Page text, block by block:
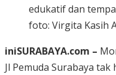
edukatif dan
foto: Virgita Kasih
iniSURABAYA.com –
Jl Pemuda Surabaya